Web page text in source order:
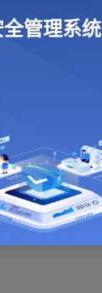
管理系统